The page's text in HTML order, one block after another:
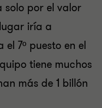
solo por el valor
iría a
7º puesto en el
tiene muchos
más de 1 billón